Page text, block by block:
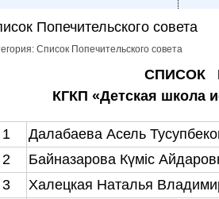
Попечительского совета
Список Попечительского совета
СПИСОК
«Детская школа
1
Далабаева Асель
2
Байназарова Күміс
3
Халецкая Наталья